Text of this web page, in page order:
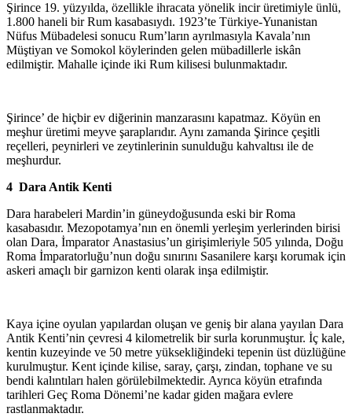
Şirince 19. yüzyılda, özellikle ihracata yönelik incir üretimiyle ünlü,
1.800 haneli bir Rum kasabasıydı. 1923’te Türkiye-Yunanistan
Nüfus Mübadelesi sonucu Rum’ların ayrılmasıyla Kavala’nın
Müştiyan ve Somokol köylerinden gelen mübadillerle iskân
edilmiştir. Mahalle içinde iki Rum kilisesi bulunmaktadır.
Şirince’ de hiçbir ev diğerinin manzarasını kapatmaz. Köyün en
meşhur üretimi meyve şaraplarıdır. Aynı zamanda Şirince çeşitli
reçelleri, peynirleri ve zeytinlerinin sunulduğu kahvaltısı ile de
meşhurdur.
4 Dara Antik Kenti
Dara harabeleri Mardin’in güneydoğusunda eski bir Roma
kasabasıdır. Mezopotamya’nın en önemli yerleşim yerlerinden birisi
olan Dara, İmparator Anastasius’un girişimleriyle 505 yılında, Doğu
Roma İmparatorluğu’nun doğu sınırını Sasanilere karşı korumak için
askeri amaçlı bir garnizon kenti olarak inşa edilmiştir.
Kaya içine oyulan yapılardan oluşan ve geniş bir alana yayılan Dara
Antik Kenti’nin çevresi 4 kilometrelik bir surla korunmuştur. İç kale,
kentin kuzeyinde ve 50 metre yüksekliğindeki tepenin üst düzlüğüne
kurulmuştur. Kent içinde kilise, saray, çarşı, zindan, tophane ve su
bendi kalıntıları halen görülebilmektedir. Ayrıca köyün etrafında
tarihleri Geç Roma Dönemi’ne kadar giden mağara evlere
rastlanmaktadır.